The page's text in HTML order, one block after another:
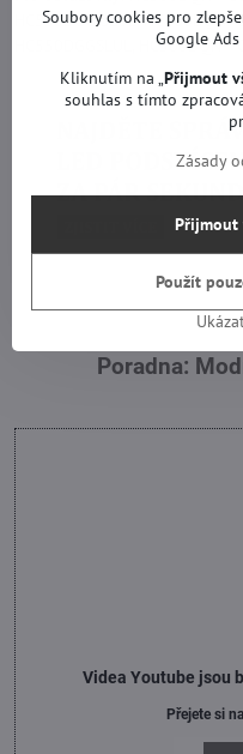
HC550DGG SLUL,
HC550DGGSLUL, HC500DQN-
Poradna:
Videa Youtube jsou
Přejete si
Soubory cookies pro
Google Ads
Kliknutím na „Přijmout
souhlas s tímto
Zásady
Přijmout
Použít